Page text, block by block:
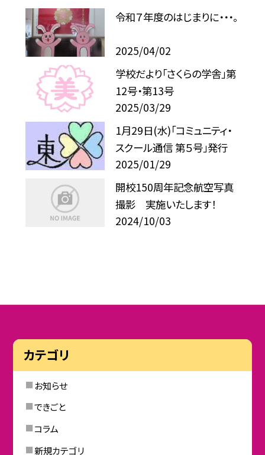
令和７年度のはじまりに・・・。
2025/04/02
学校だより「さくらの学舎」第
12号・第13号
2025/03/29
1月29日(水)「コミュニティ・
スクール通信 第５号」発行
2025/01/29
開校150周年記念航空写真
撮影 実施いたします！
2024/10/03
カテゴリ
お知らせ
できごと
コラム
新規カテゴリ